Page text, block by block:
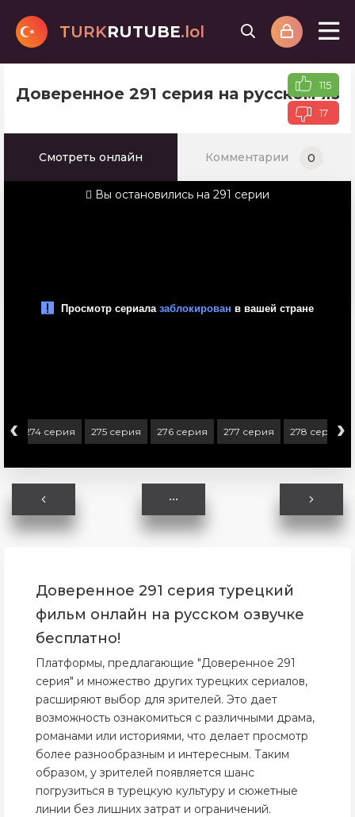
TURKRUTUBE.lol
Доверенное 291 серия на русском115
17
Смотреть онлайн Комментарии 0
Вы остановились на 291 серии
‹ 274 серия 275 серия 276 серия 277 серия 278 серия›
Доверенное 291 серия турецкий
фильм онлайн на русском озвучке
бесплатно!
Платформы, предлагающие "Доверенное 291
серия" и множество других турецких сериалов,
расширяют выбор для зрителей. Это дает
возможность ознакомиться с различными драма,
романами или историями, что делает просмотр
более разнообразным и интересным. Таким
образом, у зрителей появляется шанс
погрузиться в турецкую культуру и сюжетные
линии без лишних затрат и ограничений.